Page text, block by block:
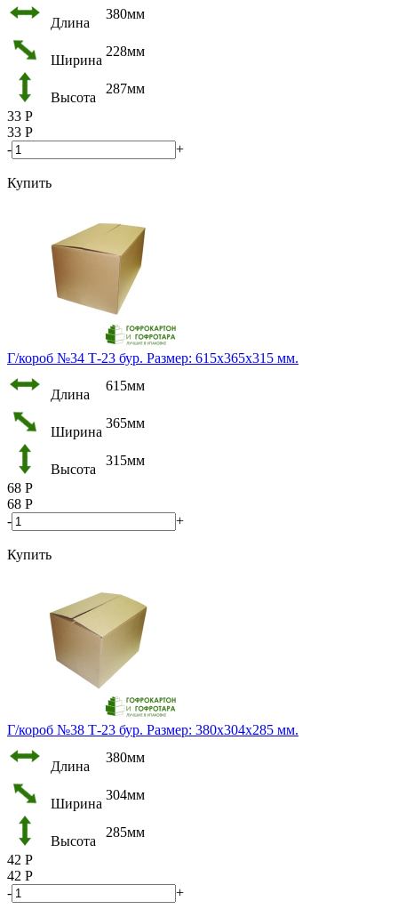
Длина
380мм
Ширина
228мм
Высота
287мм
33 Р
33 Р
-
+
Купить
Г/короб №34 Т-23 бур. Размер: 615х365х315 мм.
Длина
615мм
Ширина
365мм
Высота
315мм
68 Р
68 Р
-
+
Купить
Г/короб №38 Т-23 бур. Размер: 380х304х285 мм.
Длина
380мм
Ширина
304мм
Высота
285мм
42 Р
42 Р
-
+